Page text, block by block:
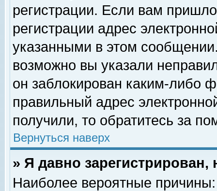
регистрации. Если вам
регистрации адрес
указанными в этом
возможно вы указали
он заблокирован каким-либо
правильный адрес
получили, то обратитесь за
Вернуться наверх
» Я давно
Наиболее вероятные